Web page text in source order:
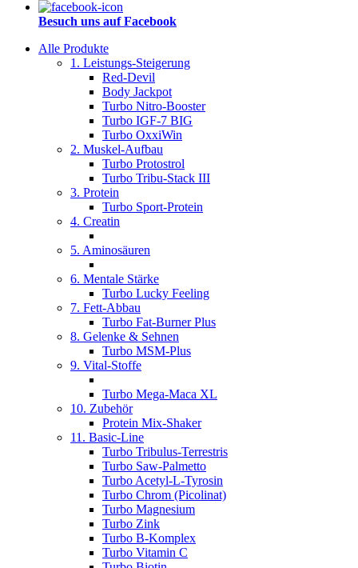
Besuch uns auf Facebook
Alle Produkte
1. Leistungs-Steigerung
Red-Devil
Body Jackpot
Turbo Nitro-Booster
Turbo IGF-7 BIG
Turbo OxxiWin
2. Muskel-Aufbau
Turbo Protostrol
Turbo Tribu-Stack III
3. Protein
Turbo Sport-Protein
4. Creatin
5. Aminosäuren
6. Mentale Stärke
Turbo Lucky Feeling
7. Fett-Abbau
Turbo Fat-Burner Plus
8. Gelenke & Sehnen
Turbo MSM-Plus
9. Vital-Stoffe
Turbo Mega-Maca XL
10. Zubehör
Protein Mix-Shaker
11. Basic-Line
Turbo Tribulus-Terrestris
Turbo Saw-Palmetto
Turbo Acetyl-L-Tyrosin
Turbo Chrom (Picolinat)
Turbo Magnesium
Turbo Zink
Turbo B-Komplex
Turbo Vitamin C